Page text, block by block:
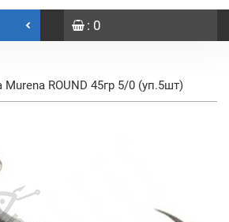
: 0
ROUND 45гр 5/0 (уп.5шт)